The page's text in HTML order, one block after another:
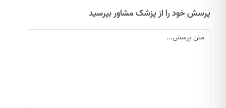
پرسش خود را از پزشک مشاور بپرسید